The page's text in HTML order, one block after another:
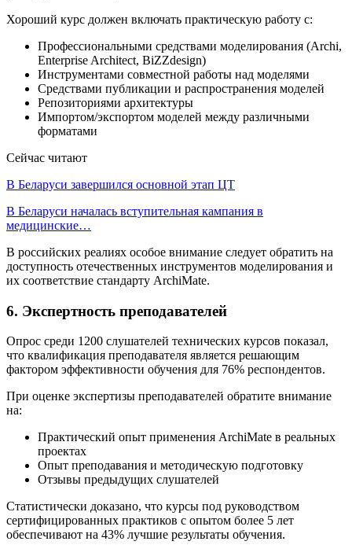
Хороший курс должен включать практическую работу с:
Профессиональными средствами моделирования (Archi,
Enterprise Architect, BiZZdesign)
Инструментами совместной работы над моделями
Средствами публикации и распространения моделей
Репозиториями архитектуры
Импортом/экспортом моделей между различными
форматами
Сейчас читают
В Беларуси завершился основной этап ЦТ
В Беларуси началась вступительная кампания в
медицинские…
В российских реалиях особое внимание следует обратить на
доступность отечественных инструментов моделирования и
их соответствие стандарту ArchiMate.
6. Экспертность преподавателей
Опрос среди 1200 слушателей технических курсов показал,
что квалификация преподавателя является решающим
фактором эффективности обучения для 76% респондентов.
При оценке экспертизы преподавателей обратите внимание
на:
Практический опыт применения ArchiMate в реальных
проектах
Опыт преподавания и методическую подготовку
Отзывы предыдущих слушателей
Статистически доказано, что курсы под руководством
сертифицированных практиков с опытом более 5 лет
обеспечивают на 43% лучшие результаты обучения.